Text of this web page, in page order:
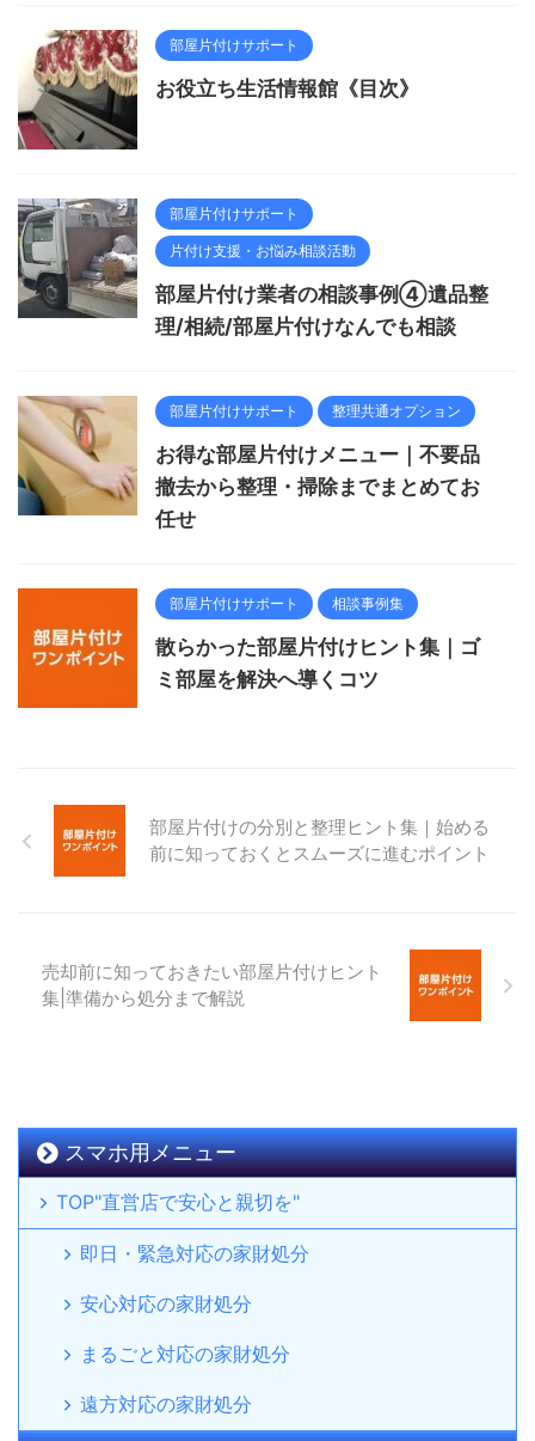
部屋片付けサポート
お役立ち生活情報館《目次》
部屋片付けサポート
片付け支援・お悩み相談活動
部屋片付け業者の相談事例④遺品整
理/相続/部屋片付けなんでも相談
部屋片付けサポート 整理共通オプション
お得な部屋片付けメニュー｜不要品
撤去から整理・掃除までまとめてお
任せ
部屋片付けサポート 相談事例集
散らかった部屋片付けヒント集｜ゴ
ミ部屋を解決へ導くコツ
部屋片付けの分別と整理ヒント集｜始める
前に知っておくとスムーズに進むポイント
売却前に知っておきたい部屋片付けヒント
集|準備から処分まで解説
スマホ用メニュー
TOP"直営店で安心と親切を"
即日・緊急対応の家財処分
安心対応の家財処分
まるごと対応の家財処分
遠方対応の家財処分